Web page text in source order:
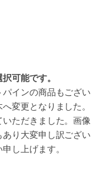
可能です。
インの商品もござい
変更となりました。
ただきました。画像
り大変申し訳ござい
し上げます。